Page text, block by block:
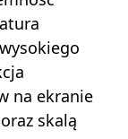
na ekranie
skalą